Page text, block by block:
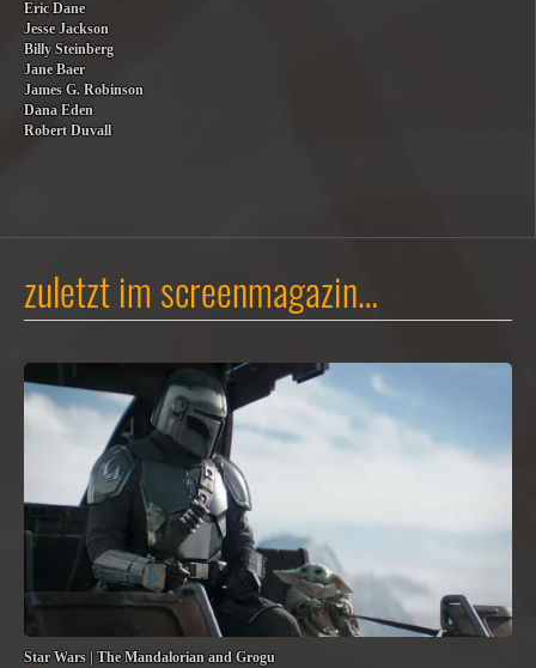
Eric Dane
Jesse Jackson
Billy Steinberg
Jane Baer
James G. Robinson
Dana Eden
Robert Duvall
zuletzt im screenmagazin…
Star Wars | The Mandalorian and Grogu